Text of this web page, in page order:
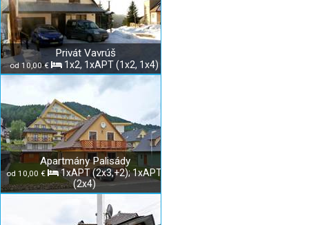
Privát Vavrúš
od 10,00 € 1x2, 1xAPT (1x2, 1x4)
Apartmány Palisády
od 10,00 €
1xAPT (2x3,+2); 1xAPT
(2x4)